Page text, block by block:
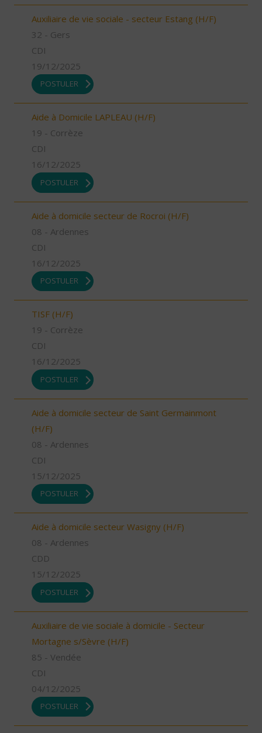
Auxiliaire de vie sociale - secteur Estang (H/F)
32 - Gers
CDI
19/12/2025
POSTULER
Aide à Domicile LAPLEAU (H/F)
19 - Corrèze
CDI
16/12/2025
POSTULER
Aide à domicile secteur de Rocroi (H/F)
08 - Ardennes
CDI
16/12/2025
POSTULER
TISF (H/F)
19 - Corrèze
CDI
16/12/2025
POSTULER
Aide à domicile secteur de Saint Germainmont
(H/F)
08 - Ardennes
CDI
15/12/2025
POSTULER
Aide à domicile secteur Wasigny (H/F)
08 - Ardennes
CDD
15/12/2025
POSTULER
Auxiliaire de vie sociale à domicile - Secteur
Mortagne s/Sèvre (H/F)
85 - Vendée
CDI
04/12/2025
POSTULER